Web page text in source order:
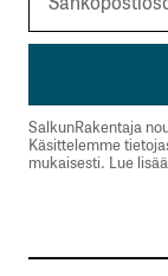
Tilaa
SalkunRakentaja
Käsittelemme
mukaisesti. Lue lisää